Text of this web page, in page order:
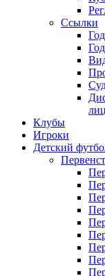
Ссылки
Клубы
Игроки
Детский